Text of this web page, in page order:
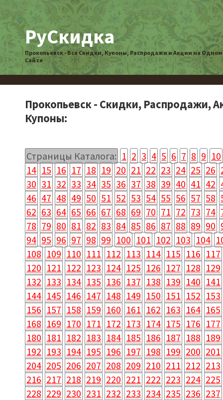
РуСкидка
Прокопьевск - Все Скидки, Купоны, Распродажи и Акции на Одном
Сайте
Прокопьевск - Скидки, Распродажи,
Купоны:
Страницы Каталога: 1 2 3 4 5 6 7 8 9 10
14 15 16 17 18 19 20 21 22 23 24 25 26
30 31 32 33 34 35 36 37 38 39 40 41 42
46 47 48 49 50 51 52 53 54 55 56 57 58
62 63 64 65 66 67 68 69 70 71 72 73 74
78 79 80 81 82 83 84 85 86 87 88 89 90
94 95 96 97 98 99 100 101 102 103 104
108 109 110 111 112 113 114 115 116 117
120 121 122 123 124 125 126 127 128 129
132 133 134 135 136 137 138 139 140 141
144 145 146 147 148 149 150 151 152 153
156 157 158 159 160 161 162 163 164 165
168 169 170 171 172 173 174 175 176 177
180 181 182 183 184 185 186 187 188 189
192 193 194 195 196 197 198 199 200 201
204 205 206 207 208 209 210 211 212 213
216 217 218 219 220 221 222 223 224 225
228 229 230 231 232 233 234 235 236 237